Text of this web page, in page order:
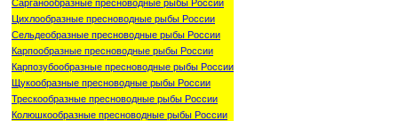
Сарганообразные пресноводные рыбы России
Цихлообразные пресноводные рыбы России
Сельдеобразные пресноводные рыбы России
Карпообразные пресноводные рыбы России
Карпозубообразные пресноводные рыбы России
Щукообразные пресноводные рыбы России
Трескообразные пресноводные рыбы России
Колюшкообразные пресноводные рыбы России